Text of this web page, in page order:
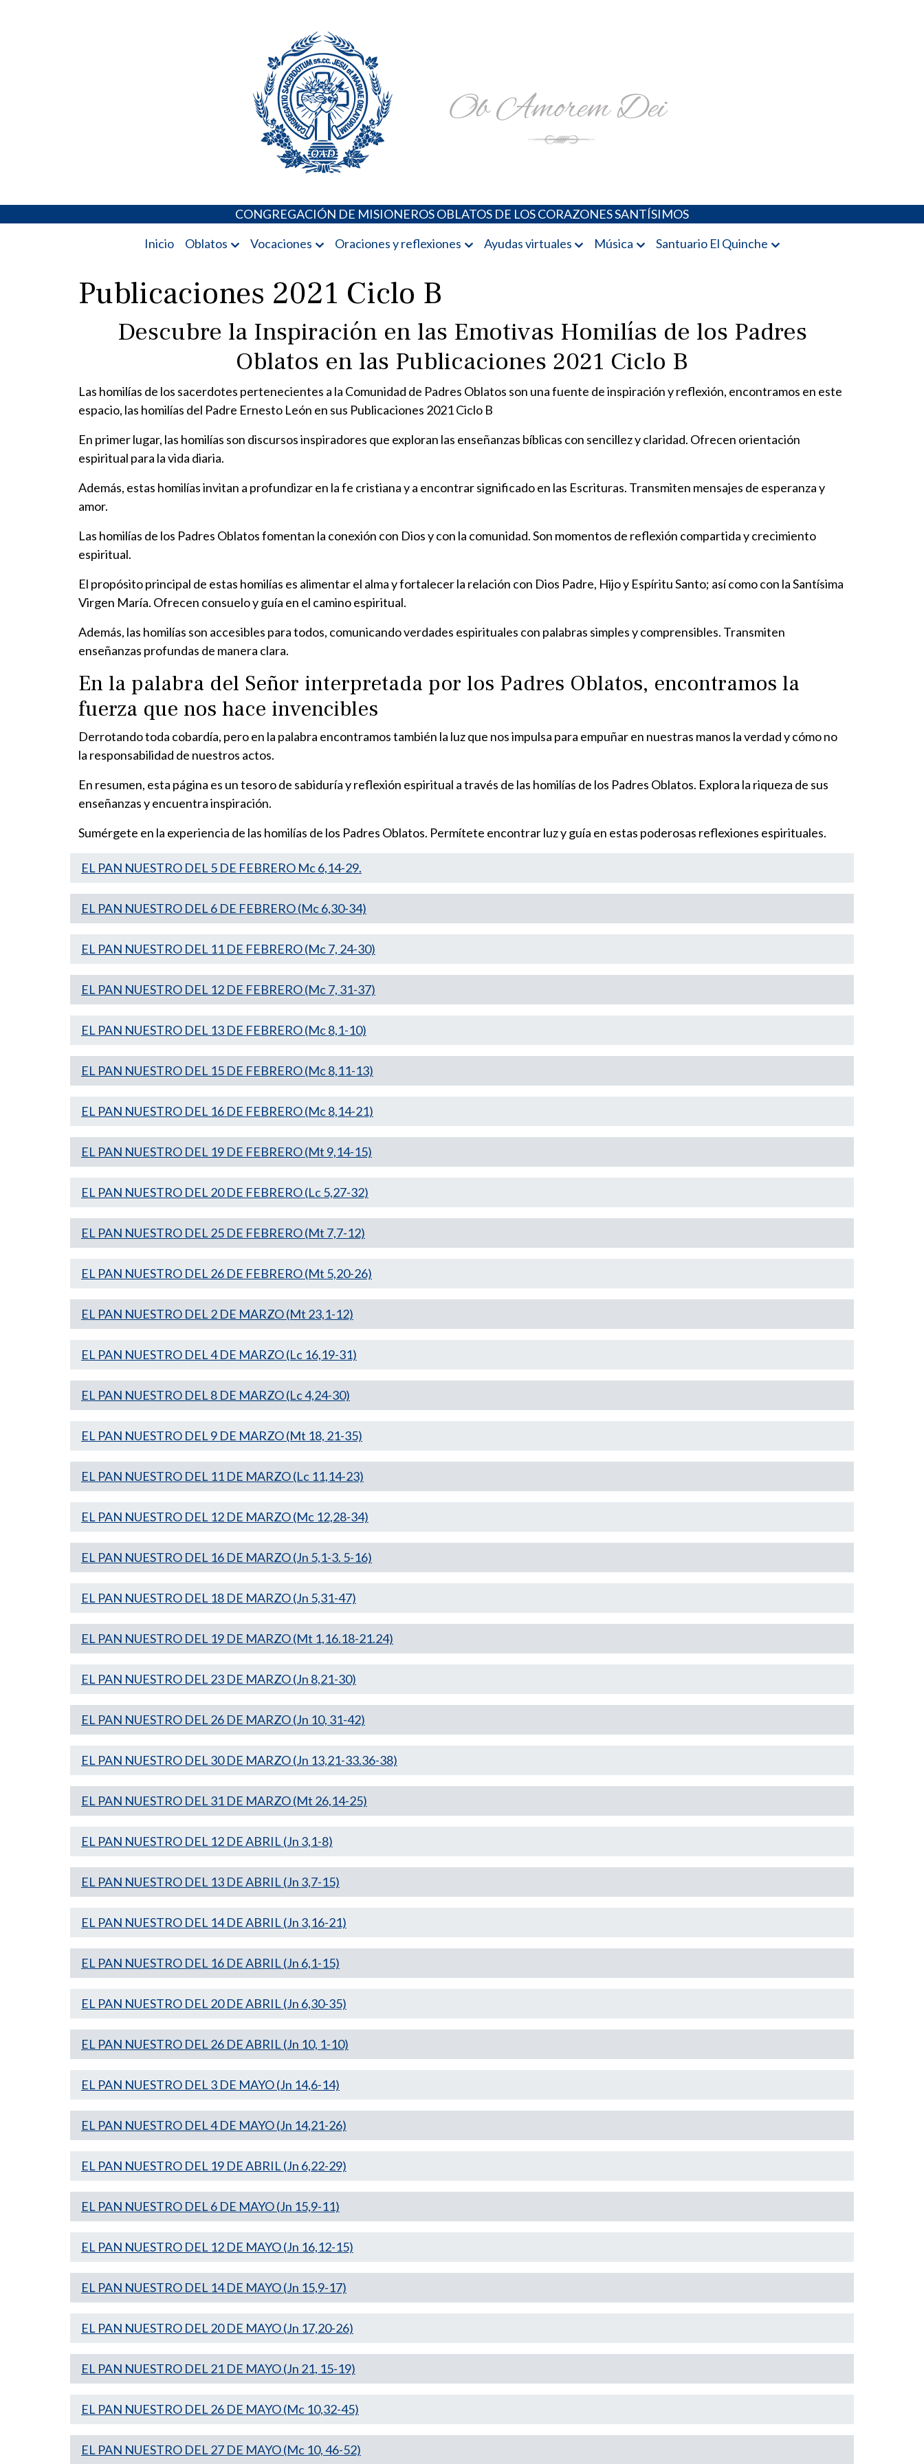
CONGREGACIÓN DE MISIONEROS OBLATOS DE LOS CORAZONES SANTÍSIMOS
Inicio
Oblatos Vocaciones Oraciones y reflexiones Ayudas virtuales Música Santuario El Quinche
Publicaciones 2021 Ciclo B
Descubre la Inspiración en las Emotivas Homilías de los Padres
Oblatos en las Publicaciones 2021 Ciclo B
Las homilías de los sacerdotes pertenecientes a la Comunidad de Padres Oblatos son una fuente de inspiración y reflexión, encontramos en este
espacio, las homilías del Padre Ernesto León en sus Publicaciones 2021 Ciclo B
En primer lugar, las homilías son discursos inspiradores que exploran las enseñanzas bíblicas con sencillez y claridad. Ofrecen orientación
espiritual para la vida diaria.
Además, estas homilías invitan a profundizar en la fe cristiana y a encontrar significado en las Escrituras. Transmiten mensajes de esperanza y
amor.
Las homilías de los Padres Oblatos fomentan la conexión con Dios y con la comunidad. Son momentos de reflexión compartida y crecimiento
espiritual.
El propósito principal de estas homilías es alimentar el alma y fortalecer la relación con Dios Padre, Hijo y Espíritu Santo; así como con la Santísima
Virgen María. Ofrecen consuelo y guía en el camino espiritual.
Además, las homilías son accesibles para todos, comunicando verdades espirituales con palabras simples y comprensibles. Transmiten
enseñanzas profundas de manera clara.
En la palabra del Señor interpretada por los Padres Oblatos, encontramos la
fuerza que nos hace invencibles
Derrotando toda cobardía, pero en la palabra encontramos también la luz que nos impulsa para empuñar en nuestras manos la verdad y cómo no
la responsabilidad de nuestros actos.
En resumen, esta página es un tesoro de sabiduría y reflexión espiritual a través de las homilías de los Padres Oblatos. Explora la riqueza de sus
enseñanzas y encuentra inspiración.
Sumérgete en la experiencia de las homilías de los Padres Oblatos. Permítete encontrar luz y guía en estas poderosas reflexiones espirituales.
EL PAN NUESTRO DEL 5 DE FEBRERO Mc 6,14-29.
EL PAN NUESTRO DEL 6 DE FEBRERO (Mc 6,30-34)
EL PAN NUESTRO DEL 11 DE FEBRERO (Mc 7, 24-30)
EL PAN NUESTRO DEL 12 DE FEBRERO (Mc 7, 31-37)
EL PAN NUESTRO DEL 13 DE FEBRERO (Mc 8,1-10)
EL PAN NUESTRO DEL 15 DE FEBRERO (Mc 8,11-13)
EL PAN NUESTRO DEL 16 DE FEBRERO (Mc 8,14-21)
EL PAN NUESTRO DEL 19 DE FEBRERO (Mt 9,14-15)
EL PAN NUESTRO DEL 20 DE FEBRERO (Lc 5,27-32)
EL PAN NUESTRO DEL 25 DE FEBRERO (Mt 7,7-12)
EL PAN NUESTRO DEL 26 DE FEBRERO (Mt 5,20-26)
EL PAN NUESTRO DEL 2 DE MARZO (Mt 23,1-12)
EL PAN NUESTRO DEL 4 DE MARZO (Lc 16,19-31)
EL PAN NUESTRO DEL 8 DE MARZO (Lc 4,24-30)
EL PAN NUESTRO DEL 9 DE MARZO (Mt 18, 21-35)
EL PAN NUESTRO DEL 11 DE MARZO (Lc 11,14-23)
EL PAN NUESTRO DEL 12 DE MARZO (Mc 12,28-34)
EL PAN NUESTRO DEL 16 DE MARZO (Jn 5,1-3. 5-16)
EL PAN NUESTRO DEL 18 DE MARZO (Jn 5,31-47)
EL PAN NUESTRO DEL 19 DE MARZO (Mt 1,16.18-21.24)
EL PAN NUESTRO DEL 23 DE MARZO (Jn 8,21-30)
EL PAN NUESTRO DEL 26 DE MARZO (Jn 10, 31-42)
EL PAN NUESTRO DEL 30 DE MARZO (Jn 13,21-33.36-38)
EL PAN NUESTRO DEL 31 DE MARZO (Mt 26,14-25)
EL PAN NUESTRO DEL 12 DE ABRIL (Jn 3,1-8)
EL PAN NUESTRO DEL 13 DE ABRIL (Jn 3,7-15)
EL PAN NUESTRO DEL 14 DE ABRIL (Jn 3,16-21)
EL PAN NUESTRO DEL 16 DE ABRIL (Jn 6,1-15)
EL PAN NUESTRO DEL 20 DE ABRIL (Jn 6,30-35)
EL PAN NUESTRO DEL 26 DE ABRIL (Jn 10, 1-10)
EL PAN NUESTRO DEL 3 DE MAYO (Jn 14,6-14)
EL PAN NUESTRO DEL 4 DE MAYO (Jn 14,21-26)
EL PAN NUESTRO DEL 19 DE ABRIL (Jn 6,22-29)
EL PAN NUESTRO DEL 6 DE MAYO (Jn 15,9-11)
EL PAN NUESTRO DEL 12 DE MAYO (Jn 16,12-15)
EL PAN NUESTRO DEL 14 DE MAYO (Jn 15,9-17)
EL PAN NUESTRO DEL 20 DE MAYO (Jn 17,20-26)
EL PAN NUESTRO DEL 21 DE MAYO (Jn 21, 15-19)
EL PAN NUESTRO DEL 26 DE MAYO (Mc 10,32-45)
EL PAN NUESTRO DEL 27 DE MAYO (Mc 10, 46-52)